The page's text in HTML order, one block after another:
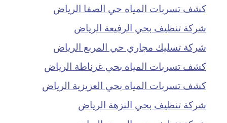
كشف تسربات المياه حي الصفا الرياض
شركة تنظيف بحي الرفيعة الرياض
شركة تسليك مجاري حي المربع الرياض
كشف تسربات المياه بحي غرناطة الرياض
كشف تسربات المياه بحي العزيزية الرياض
شركة تنظيف بحي النزهة الرياض